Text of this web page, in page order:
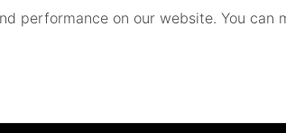
performance on our website. You